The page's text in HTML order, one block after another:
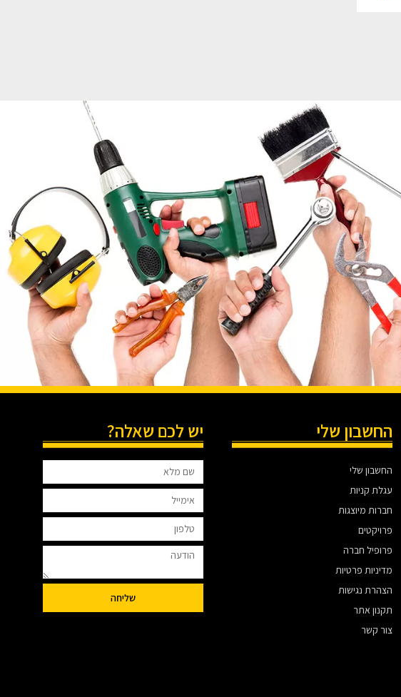
החשבון שלי
החשבון שלי
עגלת קניות
חברות מיוצגות
פרויקטים
פרופיל חברה
מדיניות פרטיות
הצהרת נגישות
תקנון אתר
צור קשר
יש לכם שאלה?
שליחה